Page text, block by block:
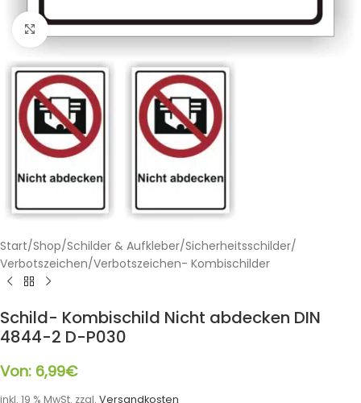
Klicken zum Vergrößern
Start/Shop/Schilder & Aufkleber/Sicherheitsschilder/
Verbotszeichen/Verbotszeichen- Kombischilder
Schild- Kombischild Nicht abdecken DIN
4844-2 D-P030
Von: 6,99€
inkl. 19 % MwSt. zzgl. Versandkosten